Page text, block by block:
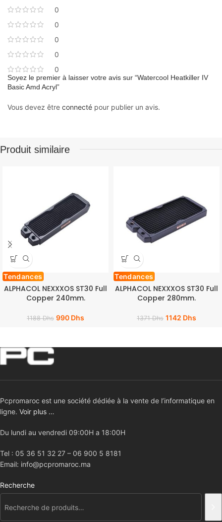
0
0
0
0
0
Soyez le premier à laisser votre avis sur “Watercool Heatkiller IV
Basic Amd Acryl”
Vous devez être connecté pour publier un avis.
Produit similaire
Tendances
ALPHACOL NEXXXOS ST30 Full
Copper 240mm.
1188Dhs 990 Dhs
Tendances
ALPHACOL NEXXXOS ST30 Full
Copper 280mm.
1371Dhs 1142 Dhs
Pcpromaroc est une société dédiée à la vente de l’informatique en
ligne. Voir plus …
Du lundi au vendredi 09:00H a 18:00H
Tel : 05 36 51 32 27 – 06 900 5 8181
Email: info@pcpromaroc.ma
Recherche